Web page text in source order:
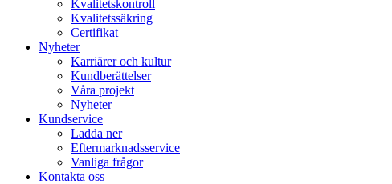
Kvalitetskontroll
Kvalitetssäkring
Certifikat
Nyheter
Karriärer och kultur
Kundberättelser
Våra projekt
Nyheter
Kundservice
Ladda ner
Eftermarknadsservice
Vanliga frågor
Kontakta oss